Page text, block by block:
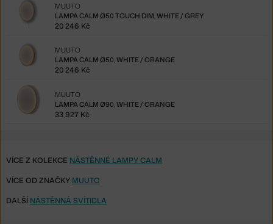
LAMPA CALM Ø50 TOUCH DIM, WHITE / GREY
MUUTO
20 246 Kč
LAMPA CALM Ø50, WHITE / ORANGE
MUUTO
20 246 Kč
LAMPA CALM Ø90, WHITE / ORANGE
MUUTO
33 927 Kč
VÍCE Z KOLEKCE NÁSTĚNNÉ LAMPY CALM
VÍCE OD ZNAČKY MUUTO
DALŠÍ NÁSTĚNNÁ SVÍTIDLA